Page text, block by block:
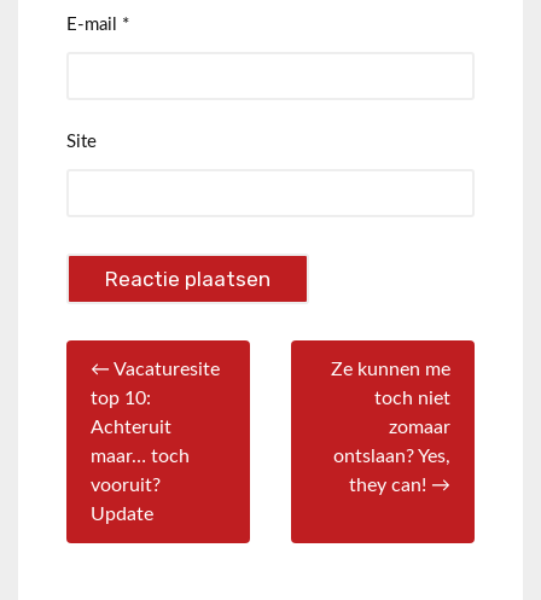
E-mail *
Site
← Vacaturesite
top 10:
Achteruit
maar… toch
vooruit?
Update
Ze kunnen me
toch niet
zomaar
ontslaan? Yes,
they can! →